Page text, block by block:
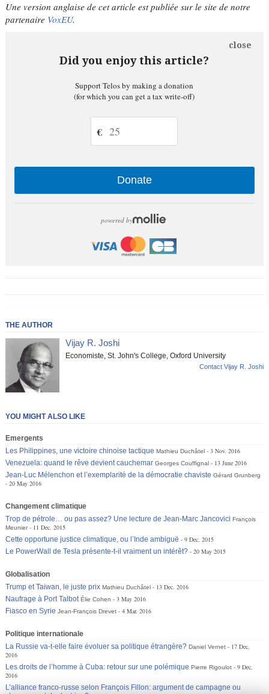
Une version anglaise de cet article est publiée sur le site de notre
partenaire VoxEU.
Did you enjoy this article?
close
Support Telos by making a donation
(for which you can get a tax write-off)
€
Donate
powered by
THE AUTHOR
Vijay R. Joshi
Economiste, St. John's College, Oxford University
Contact Vijay R. Joshi
YOU MIGHT ALSO LIKE
Emergents
Les Philippines, une victoire chinoise tactique Mathieu Duchâtel
3 Nov. 2016
Venezuela: quand le rêve devient cauchemar Georges Couffignal
13 June 2016
Jean-Luc Mélenchon et l’exemplarité de la démocratie chaviste Gérard Grunberg
20 May 2016
Changement climatique
Trop de pétrole… ou pas assez? Une lecture de Jean-Marc Jancovici François
Meunier
11 Dec. 2015
Cette opportune justice climatique, ou l’Inde ambiguë
9 Dec. 2015
Le PowerWall de Tesla présente-t-il vraiment un intérêt?
20 May 2015
Globalisation
Trump et Taiwan, le juste prix Mathieu Duchâtel
13 Dec. 2016
Naufrage à Port Talbot Élie Cohen
3 May 2016
Fiasco en Syrie Jean-François Drevet 4 Mar. 2016
Politique internationale
La Russie va-t-elle faire évoluer sa politique étrangère? Daniel Vernet
17 Dec.
2016
Les droits de l’homme à Cuba: retour sur une polémique Pierre Rigoulot
9 Dec.
2016
L’alliance franco-russe selon François Fillon: argument de campagne ou